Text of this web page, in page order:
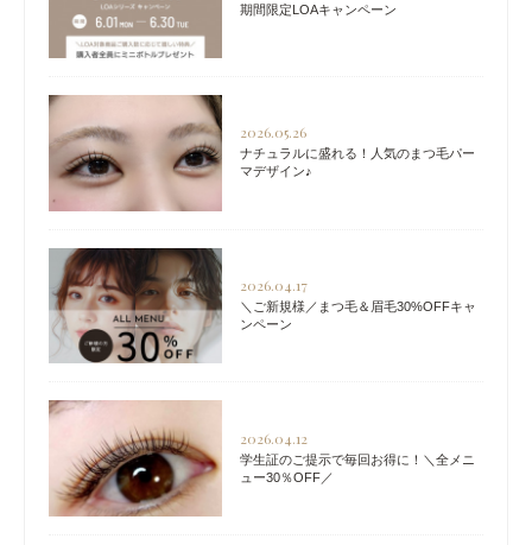
期間限定LOAキャンペーン
2026.05.26
ナチュラルに盛れる！人気のまつ毛パー
マデザイン♪
2026.04.17
＼ご新規様／まつ毛＆眉毛30%OFFキャ
ンペーン
2026.04.12
学生証のご提示で毎回お得に！＼全メニ
ュー30％OFF／